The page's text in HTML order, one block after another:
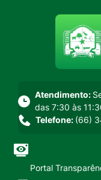
Seção
Atendimento:
das 7:30 às
Telefone: (66)
Portal